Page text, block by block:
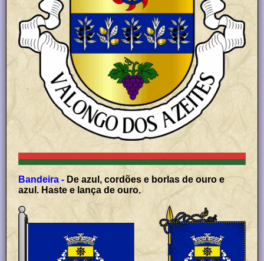
Bandeira - De azul, cordões e borlas de ouro e
azul. Haste e lança de ouro.